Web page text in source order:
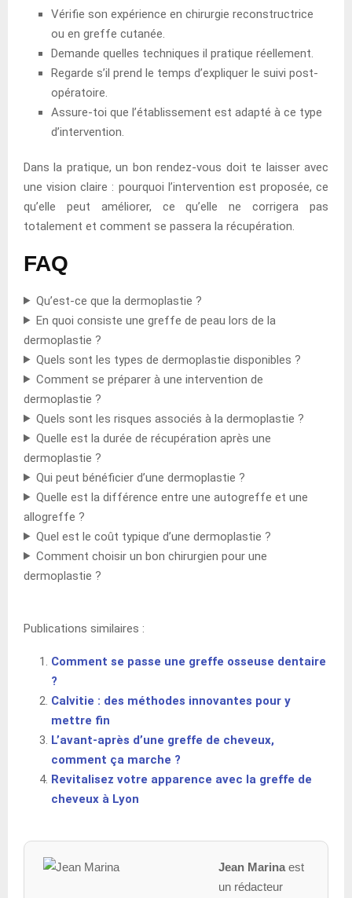
Vérifie son expérience en chirurgie reconstructrice
ou en greffe cutanée.
Demande quelles techniques il pratique réellement.
Regarde s’il prend le temps d’expliquer le suivi post-
opératoire.
Assure-toi que l’établissement est adapté à ce type
d’intervention.
Dans la pratique, un bon rendez-vous doit te laisser avec
une vision claire : pourquoi l’intervention est proposée, ce
qu’elle peut améliorer, ce qu’elle ne corrigera pas
totalement et comment se passera la récupération.
FAQ
Qu’est-ce que la dermoplastie ?
En quoi consiste une greffe de peau lors de la
dermoplastie ?
Quels sont les types de dermoplastie disponibles ?
Comment se préparer à une intervention de
dermoplastie ?
Quels sont les risques associés à la dermoplastie ?
Quelle est la durée de récupération après une
dermoplastie ?
Qui peut bénéficier d’une dermoplastie ?
Quelle est la différence entre une autogreffe et une
allogreffe ?
Quel est le coût typique d’une dermoplastie ?
Comment choisir un bon chirurgien pour une
dermoplastie ?
Publications similaires :
Comment se passe une greffe osseuse dentaire
?
Calvitie : des méthodes innovantes pour y
mettre fin
L’avant-après d’une greffe de cheveux,
comment ça marche ?
Revitalisez votre apparence avec la greffe de
cheveux à Lyon
Jean Marinaest
un rédacteur